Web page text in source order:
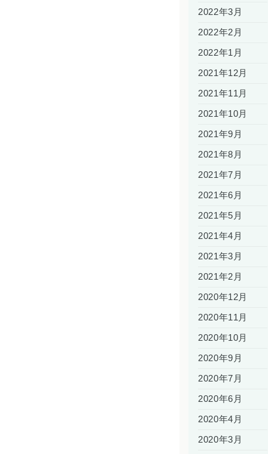
2022年3月
2022年2月
2022年1月
2021年12月
2021年11月
2021年10月
2021年9月
2021年8月
2021年7月
2021年6月
2021年5月
2021年4月
2021年3月
2021年2月
2020年12月
2020年11月
2020年10月
2020年9月
2020年7月
2020年6月
2020年4月
2020年3月